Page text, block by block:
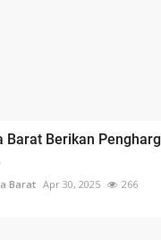
Barat Berikan
Barat Apr 30, 2025 266